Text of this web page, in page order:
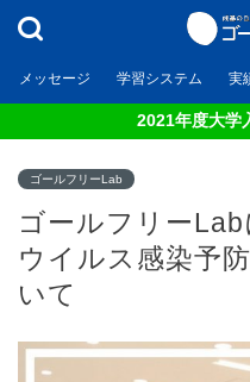
メッセージ 学習システム 実
2021年度大学
ゴールフリーLab
ゴールフリー
ウイルス感染予
いて